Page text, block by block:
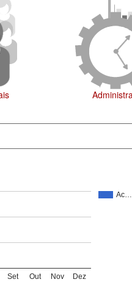
Ac…
Set Out Nov Dez
07-08-2026
07-08-2026